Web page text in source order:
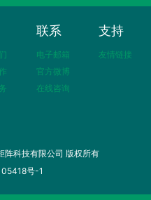
联系
电子邮箱
官方微博
在线咨询
支持
友情链接
科技有限公司 版权所有
号-1